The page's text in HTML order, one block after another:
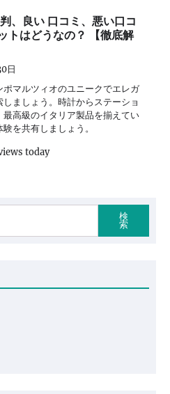
、良い 口コミ、悪い口コ
トはどうなの？ 【徹底解
日
マルツィオのユニークでエレガ
ましょう。時計からステーショ
高級のイタリア製品を揃えてい
を共有しましょう。
today
検
索